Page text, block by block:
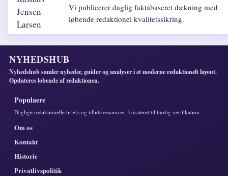
Vi publicerer daglig faktabaseret dækning med
løbende redaktionel kvalitetssikring.
NYHEDSHUB
Nyhedshub samler nyheder, guider og analyser i et moderne redaktionelt layout.
Opdateres lobende af redaktionen.
Populaere
Daglige redaktionelle briefs og tillidsressourcer, kurateret til hurtig verifikation.
Om os
Kontakt
Historie
Privatlivspolitik